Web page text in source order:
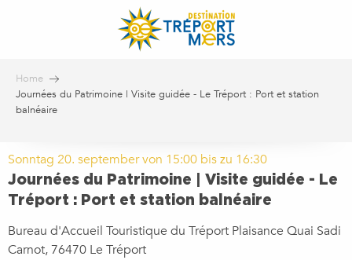
Home
Journées du Patrimoine | Visite guidée - Le Tréport : Port et station
balnéaire
Sonntag 20. september von 15:00 bis zu 16:30
Journées du Patrimoine | Visite guidée - Le
Tréport : Port et station balnéaire
Bureau d'Accueil Touristique du Tréport Plaisance Quai Sadi
Carnot, 76470 Le Tréport